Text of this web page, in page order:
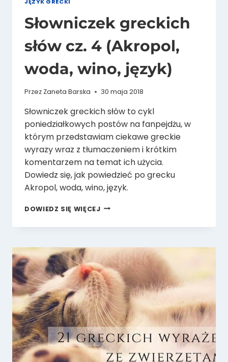
Słowniczek greckich
słów cz. 4 (Akropol,
woda, wino, język)
Przez Zaneta Barska 30 maja 2018
Słowniczek greckich słów to cykl
poniedziałkowych postów na fanpejdżu, w
którym przedstawiam ciekawe greckie
wyrazy wraz z tłumaczeniem i krótkim
komentarzem na temat ich użycia.
Dowiedz się, jak powiedzieć po grecku
Akropol, woda, wino, język.
DOWIEDZ SIĘ WIĘCEJSŁOWNICZEK
SŁÓW
4
(AKROPOL,
WODA,
WINO,
JĘZYK)